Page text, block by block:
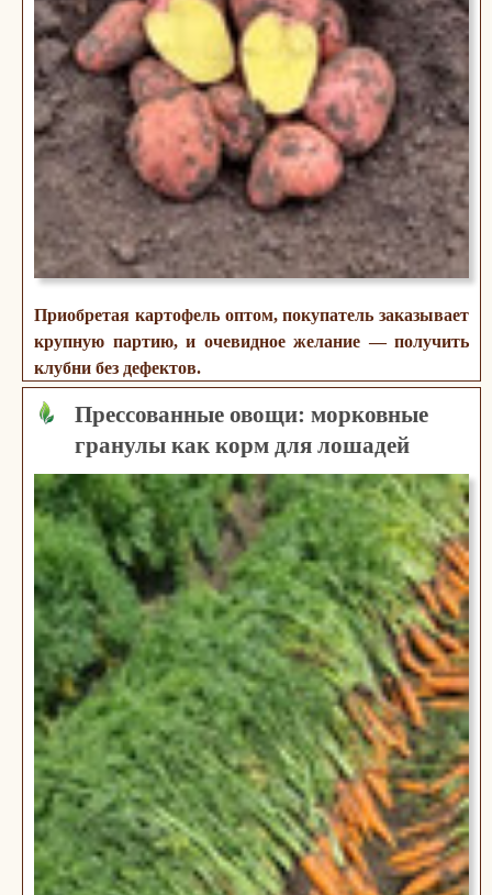
Приобретая картофель оптом, покупатель заказывает
крупную партию, и очевидное желание — получить
клубни без дефектов.
Прессованные овощи: морковные
гранулы как корм для лошадей